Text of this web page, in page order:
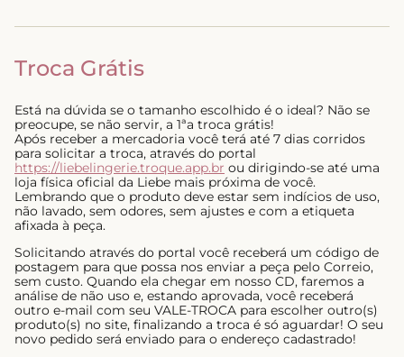
Troca Grátis
Está na dúvida se o tamanho escolhido é o ideal? Não se
preocupe, se não servir, a 1ªa troca grátis!
Após receber a mercadoria você terá até 7 dias corridos
para solicitar a troca, através do portal
https://liebelingerie.troque.app.br ou dirigindo-se até uma
loja física oficial da Liebe mais próxima de você.
Lembrando que o produto deve estar sem indícios de uso,
não lavado, sem odores, sem ajustes e com a etiqueta
afixada à peça.
Solicitando através do portal você receberá um código de
postagem para que possa nos enviar a peça pelo Correio,
sem custo. Quando ela chegar em nosso CD, faremos a
análise de não uso e, estando aprovada, você receberá
outro e-mail com seu VALE-TROCA para escolher outro(s)
produto(s) no site, finalizando a troca é só aguardar! O seu
novo pedido será enviado para o endereço cadastrado!